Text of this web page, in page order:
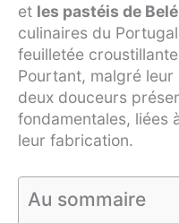
et les pastéis de
culinaires du
feuilletée
Pourtant, malgré
deux douceurs
fondamentales, liées
leur fabrication.
Au sommaire